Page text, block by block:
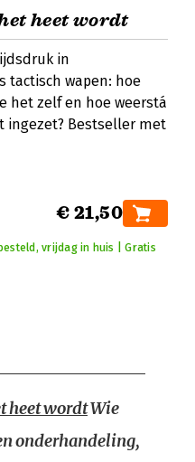
heet wordt
in
tactisch wapen: hoe
het zelf en hoe weerstá
ingezet? Bestseller met
€ 21,50
vrijdag in huis | Gratis
heet wordtWie
onderhandeling,